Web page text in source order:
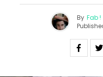
By Fab !